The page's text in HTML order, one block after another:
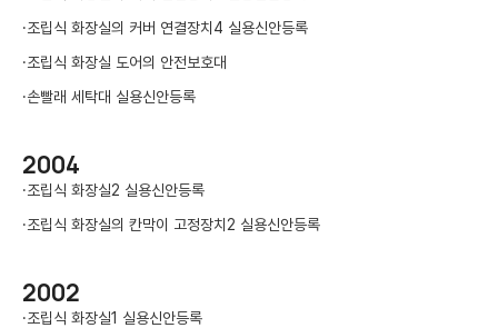
·조립식 화장실의 커버 연결장치4 실용신안등록
·조립식 화장실 도어의 안전보호대
·손빨래 세탁대 실용신안등록
2004
·조립식 화장실2 실용신안등록
·조립식 화장실의 칸막이 고정장치2 실용신안등록
2002
·조립식 화장실1 실용신안등록